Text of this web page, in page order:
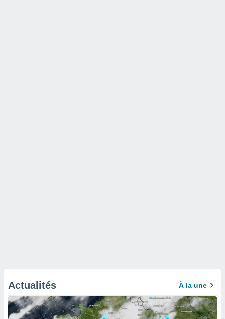
Actualités À la une